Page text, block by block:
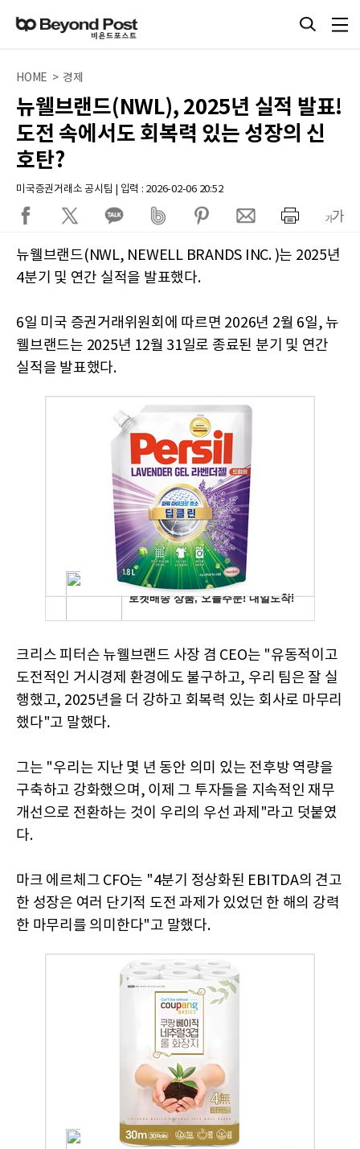
HOME > 경제
뉴웰브랜드(NWL), 2025년 실적 발표!
도전 속에서도 회복력 있는 성장의 신
호탄?
미국증권거래소 공시팀 | 입력 : 2026-02-06 20:52
뉴웰브랜드(NWL, NEWELL BRANDS INC. )는 2025년
4분기 및 연간 실적을 발표했다.
6일 미국 증권거래위원회에 따르면 2026년 2월 6일, 뉴
웰브랜드는 2025년 12월 31일로 종료된 분기 및 연간
실적을 발표했다.
크리스 피터슨 뉴웰브랜드 사장 겸 CEO는 "유동적이고
도전적인 거시경제 환경에도 불구하고, 우리 팀은 잘 실
행했고, 2025년을 더 강하고 회복력 있는 회사로 마무리
했다"고 말했다.
그는 "우리는 지난 몇 년 동안 의미 있는 전후방 역량을
구축하고 강화했으며, 이제 그 투자들을 지속적인 재무
개선으로 전환하는 것이 우리의 우선 과제"라고 덧붙였
다.
마크 에르체그 CFO는 "4분기 정상화된 EBITDA의 견고
한 성장은 여러 단기적 도전 과제가 있었던 한 해의 강력
한 마무리를 의미한다"고 말했다.